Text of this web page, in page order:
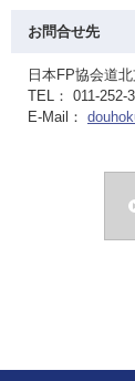
お問合せ先
日本FP協会道
TEL： 011-252-
E-Mail：